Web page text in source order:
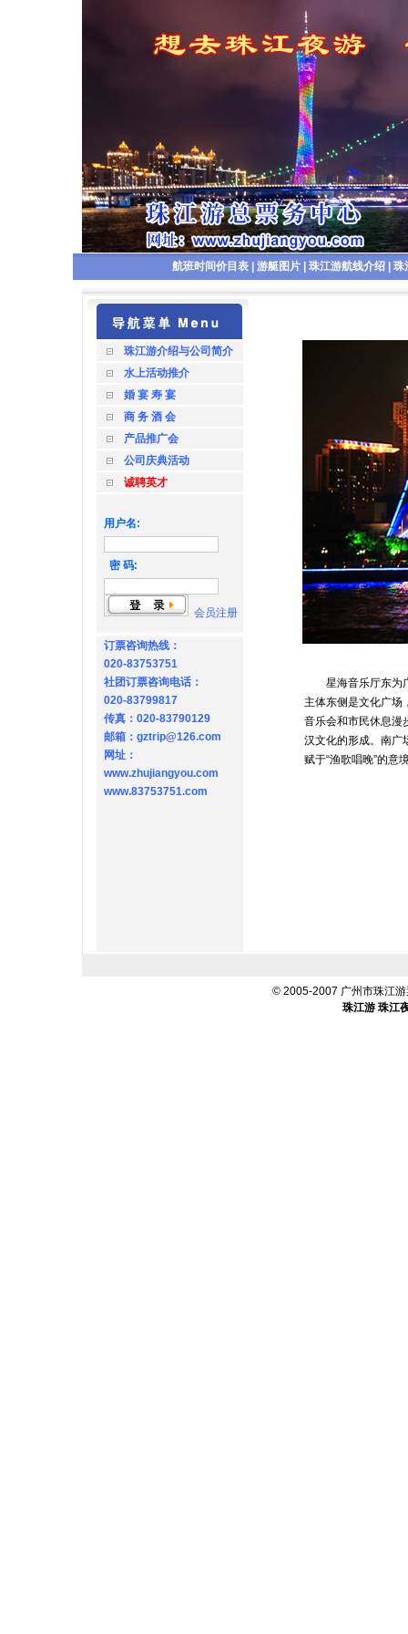
航班时间价目表| 游艇图片| 珠江游航线介绍| 珠
珠江游介绍与公司简介
水上活动推介
婚 宴 寿 宴
商 务 酒 会
产品推广会
公司庆典活动
诚聘英才
用户名:
密 码:
会员注册
订票咨询热线：
020-83753751
社团订票咨询电话：
020-83799817
传真：020-83790129
邮箱：gztrip@126.com
网址：
www.zhujiangyou.com
www.83753751.com
星海音乐厅东为广
主体东侧是文化广场
音乐会和市民休息漫
汉文化的形成。南广
赋于“渔歌唱晚”的意
© 2005-2007 广州市珠江
珠江游 珠江